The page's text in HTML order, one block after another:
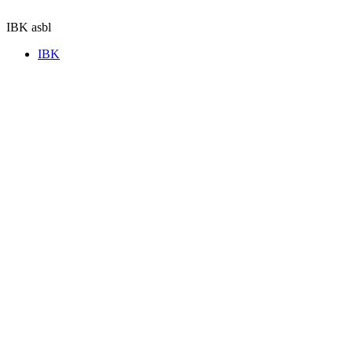
au
IBK asbl
IBK